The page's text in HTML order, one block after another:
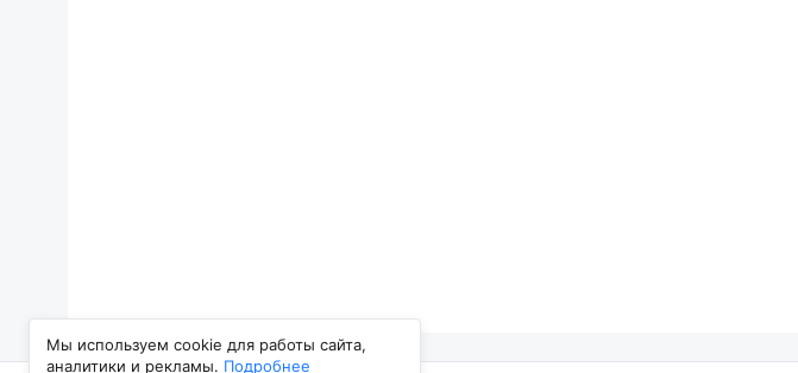
Мы используем cookie для работы сайта,
аналитики и рекламы. Подробнее